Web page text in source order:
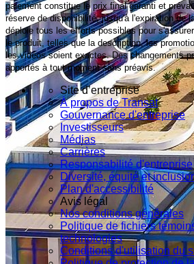
paiement constitue le prix final garanti et
réserve de disponibilité, jusqu'à l'expiration de
déploie tous les efforts possibles pour
le produit, telles que la description, les
les vidéos soient exactes. Des changements
apportés à tout moment sans préavis.
Site d’entreprise
À propos de Transat
Gouvernance d'entreprise
Investisseurs
Médias
Carrières
Responsabilité d'entreprise
Diversité, équité et
Plan d'accessibilité
Avis légal
Nos conditions générales
Politique de fichiers
technologies
Conditions d'utilisation du